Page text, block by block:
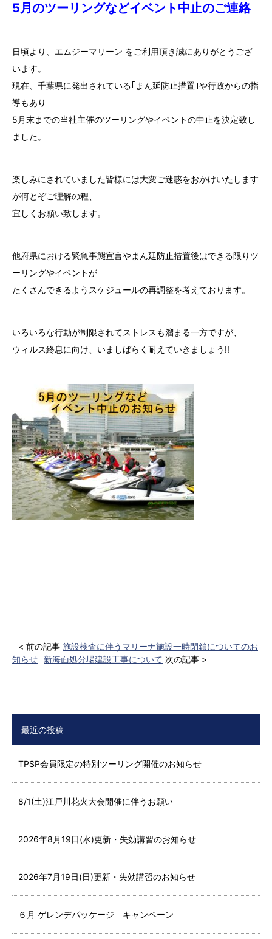
5月のツーリングなどイベント中止のご連絡
日頃より、エムジーマリーン をご利用頂き誠にありがとうござ
います。
現在、千葉県に発出されている｢まん延防止措置｣や行政からの指
導もあり
5月末までの当社主催のツーリングやイベントの中止を決定致し
ました。
楽しみにされていました皆様には大変ご迷惑をおかけいたします
が何とぞご理解の程、
宜しくお願い致します。
他府県における緊急事態宣言やまん延防止措置後はできる限りツ
ーリングやイベントが
たくさんできるようスケジュールの再調整を考えております。
いろいろな行動が制限されてストレスも溜まる一方ですが、
ウィルス終息に向け、いましばらく耐えていきましょう!!
< 前の記事 施設検査に伴うマリーナ施設一時閉鎖についてのお
知らせ
新海面処分場建設工事について 次の記事 >
最近の投稿
TPSP会員限定の特別ツーリング開催のお知らせ
8/1(土)江戸川花火大会開催に伴うお願い
2026年8月19日(水)更新・失効講習のお知らせ
2026年7月19日(日)更新・失効講習のお知らせ
６月 ゲレンデパッケージ キャンペーン